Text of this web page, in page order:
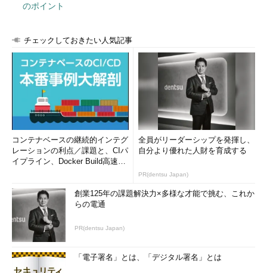
のポイント
チェックしておきたい人気記事
コンテナベースの継続的インテグ
レーションの利点／課題と、CIパ
イプライン、Docker Build高速化
全員がリーダーシップを発揮し、
自分より優れた人財を育成する
PR(dentsu Japan)
創業125年の課題解決力×多様な才能で挑む、これか
らの電通
PR(dentsu Japan)
「電子署名」とは、「デジタル署名」とは